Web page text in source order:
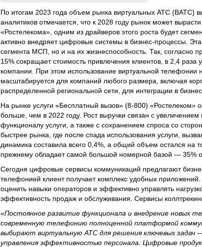
По итогам 2023 года объем рынка виртуальных АТС (ВАТС)
аналитиков отмечается, что к 2028 году рынок может
«Ростелекома», одним из драйверов этого роста будет
активно внедряет цифровые системы в бизнес-процессы.
сегмента МСП, но и на их жизнеспособность. Так, согласно
15% сокращает стоимость привлечения клиентов, в 2,4 раза
компании. При этом использование виртуальной
масштабируется для компаний любого размера, включая
распределенной региональной сети, для интеграции в
На рынке услуги «Бесплатный вызов» (8-800) «Ростелеком»
больше, чем в 2022 году. Рост выручки связан с
функционалу услуги, а также с сохранением спроса со
быстрее рынка, где после спада использования услуги,
динамика составила всего 0,4%, а общий объем остался на
прежнему обладает самой большой номерной базой — 35%
Сегодня цифровые сервисы коммуникаций предлагают
телефонией клиент получает комплекс удобных
оценить навыки операторов и эффективно управлять
эффективность продаж и обслуживания. Сервисы
«Постоянное развитие функционала и внедрение новых
современную телефонию полноценной платформой
выбирают виртуальную АТС для решения ключевых
управления эффективностью персонала. Цифровые